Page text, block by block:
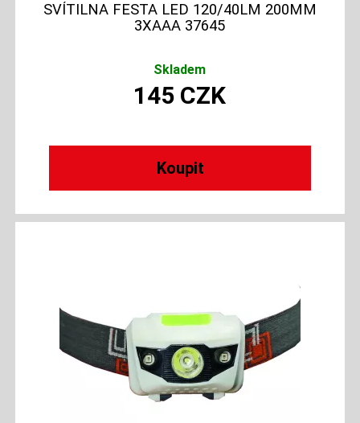
SVÍTILNA FESTA LED 120/40LM 200MM
3XAAA 37645
Skladem
145 CZK